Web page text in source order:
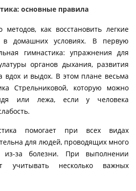
основные правила
методов, как восстановить легкие
в домашних условиях. В первую
гимнастика: упражнения для
органов дыхания, развития
и выдох. В этом плане весьма
Стрельниковой, которую можно
или лежа, если у человека
помогает при всех видах
для людей, проводящих много
за болезни. При выполнении
учитывать несколько важных